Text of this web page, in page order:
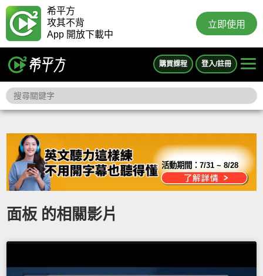
希平方
攻其不背
App 開放下載中
立即使用
購買課程 登入/註冊
活動期間：7/31 ~ 8/28
面板 的相關影片